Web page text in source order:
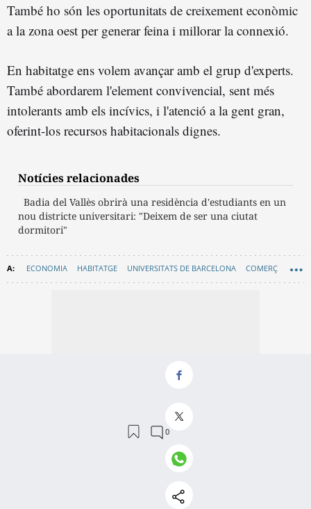
També ho són les oportunitats de creixement econòmic
a la zona oest per generar feina i millorar la connexió.
En habitatge ens volem avançar amb el grup d'experts.
També abordarem l'element convivencial, sent més
intolerants amb els incívics, i l'atenció a la gent gran,
oferint-los recursos habitacionals dignes.
Notícies relacionades
Badia del Vallès obrirà una residència d'estudiants en un
nou districte universitari: "Deixem de ser una ciutat
dormitori"
ECONOMIA HABITATGE UNIVERSITATS DE BARCELONA COMERÇ